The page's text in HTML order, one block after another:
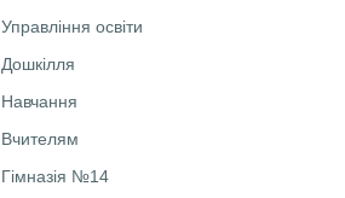
Управління освіти
Дошкілля
Навчання
Вчителям
Гімназія №14